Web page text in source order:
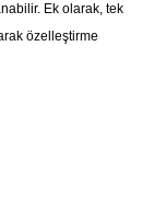
Ek olarak, tek
özelleştirme